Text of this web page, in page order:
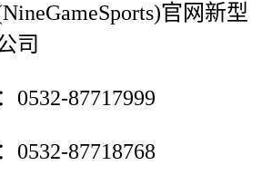
官网新型
司
0532-87717999
0532-87718768